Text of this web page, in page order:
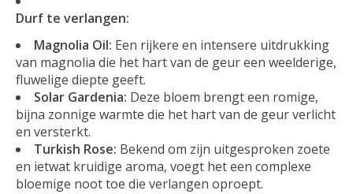
Durf te verlangen:
Magnolia Oil: Een rijkere en intensere uitdrukking
van magnolia die het hart van de geur een weelderige,
fluwelige diepte geeft.
Solar Gardenia: Deze bloem brengt een romige,
bijna zonnige warmte die het hart van de geur verlicht
en versterkt.
Turkish Rose: Bekend om zijn uitgesproken zoete
en ietwat kruidige aroma, voegt het een complexe
bloemige noot toe die verlangen oproept.